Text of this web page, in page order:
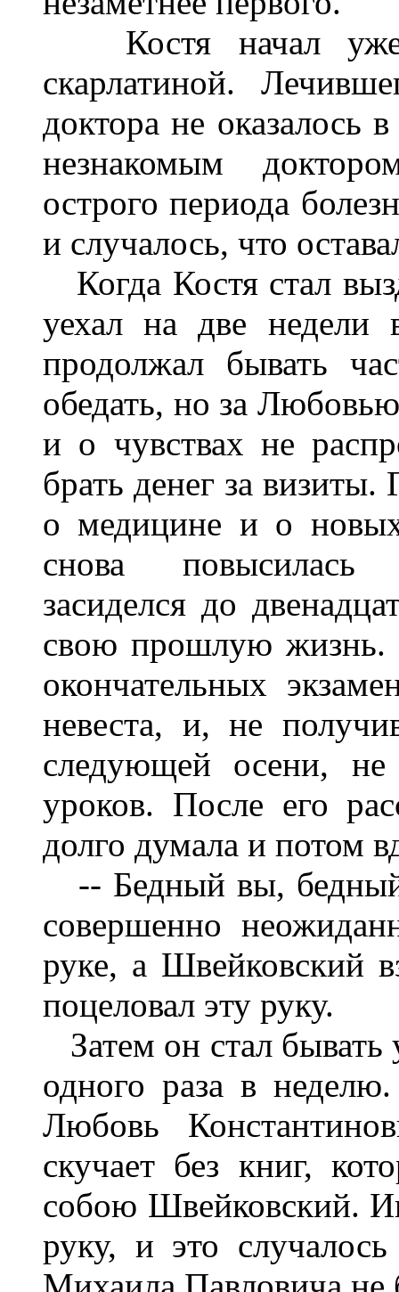
Костя начал уже
скарлатиной.
доктора не оказалось
незнакомым
острого периода
и случалось, что
Когда Костя стал
уехал на две недели
продолжал бывать
обедать, но за
и о чувствах не
брать денег за
о медицине и о
снова повысилась
засиделся до
свою прошлую жизнь.
окончательных
невеста, и, не
следующей осени,
уроков. После его
долго думала и потом
-- Бедный вы,
совершенно
руке, а Швейковский
поцеловал эту руку.
Затем он стал
одного раза в
Любовь
скучает без книг,
собою Швейковский.
руку, и это